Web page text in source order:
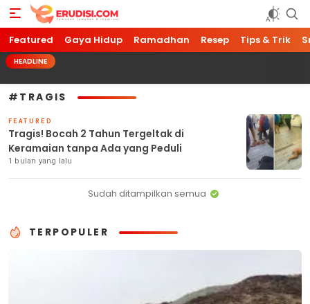
Erudisi
Temukan Jawaban dan Inspirasi
Featured Gaya Hidup Ramadhan Resep Tips & Trik
HEADLINE
#TRAGIS
FEATURED
Tragis! Bocah 2 Tahun Tergeltak di
Keramaian tanpa Ada yang Peduli
1 bulan yang lalu
Sudah ditampilkan semua
TERPOPULER